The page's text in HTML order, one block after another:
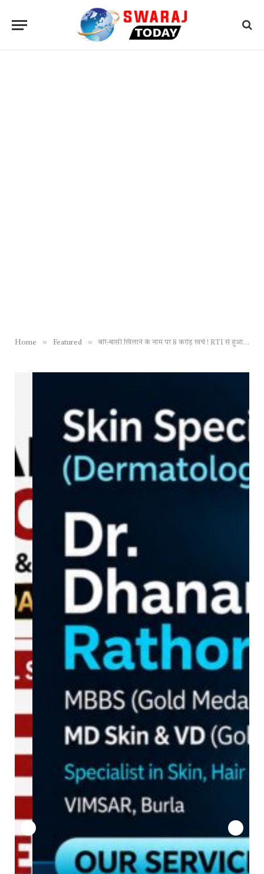
Home » Featured » बोरे-बासी खिलाने के नाम पर 8 करोड़ खर्च ! RTI से हुआ खुलासा, पूर्ववर्ती कांग्रेस सरकार ने श्रमिक दिवस पर की थी योजना की शुरुआत